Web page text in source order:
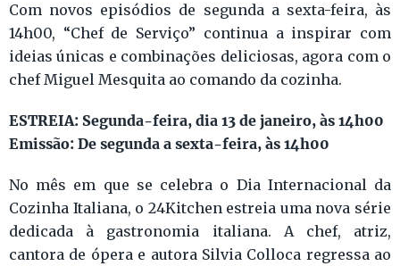
Com novos episódios de segunda a sexta-feira, às
14h00, “Chef de Serviço” continua a inspirar com
ideias únicas e combinações deliciosas, agora com o
chef Miguel Mesquita ao comando da cozinha.
ESTREIA: Segunda-feira, dia 13 de janeiro, às 14h00
Emissão: De segunda a sexta-feira, às 14h00
No mês em que se celebra o Dia Internacional da
Cozinha Italiana, o 24Kitchen estreia uma nova série
dedicada à gastronomia italiana. A chef, atriz,
cantora de ópera e autora Silvia Colloca regressa ao